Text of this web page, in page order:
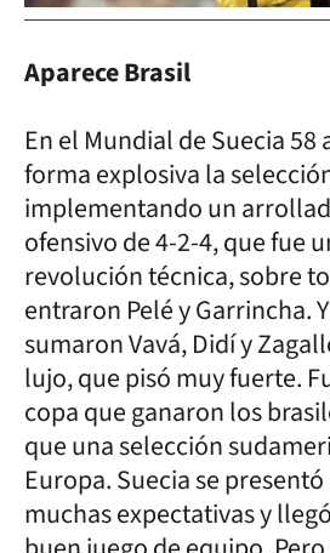
Aparece Brasil
En el Mundial de Suecia 58
forma explosiva la
implementando un
ofensivo de 4-2-4, que fue
revolución técnica, sobre
entraron Pelé y Garrincha.
sumaron Vavá, Didí y
lujo, que pisó muy fuerte.
copa que ganaron los
que una selección
Europa. Suecia se
muchas expectativas y